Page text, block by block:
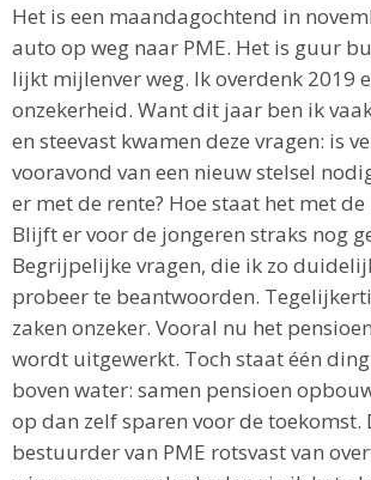
Het is een maandagochtend in
auto op weg naar PME. Het is guur
lijkt mijlenver weg. Ik overdenk 2019
onzekerheid. Want dit jaar ben ik
en steevast kwamen deze vragen: is
vooravond van een nieuw stelsel
er met de rente? Hoe staat het met
Blijft er voor de jongeren straks nog
Begrijpelijke vragen, die ik zo
probeer te beantwoorden.
zaken onzeker. Vooral nu het
wordt uitgewerkt. Toch staat één
boven water: samen pensioen
op dan zelf sparen voor de toekomst.
bestuurder van PME rotsvast van